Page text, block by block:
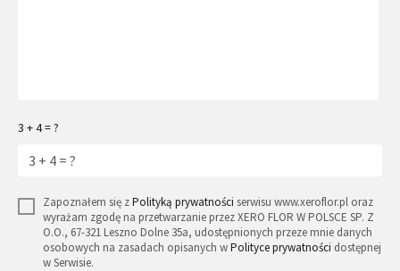
3 + 4 = ?
Zapoznałem się zPolityką prywatności serwisu www.xeroflor.pl oraz
wyrażam zgodę na przetwarzanie przez XERO FLOR W POLSCE SP. Z
O.O., 67-321 Leszno Dolne 35a, udostępnionych przeze mnie danych
osobowych na zasadach opisanych wPolityce prywatności dostępnej
w Serwisie.